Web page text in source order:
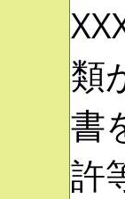
類
書
許